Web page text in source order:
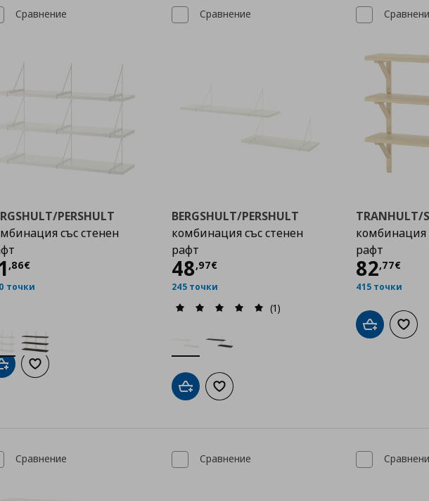
Сравнение
PERSHULT
със стенен
,86€
точки
Добави в кошницата
Добави към списъка с любими
Сравнение
BERGSHULT/PERSHULT
комбинация със стенен
рафт
48,97€
Цена
245 точки
(1)
Добави в кошницата
Добави към списъка с любими
TRANHULT/
комбинация
рафт
82,77€
Цена
415 точки
Добави в
Сравнение Сравнение